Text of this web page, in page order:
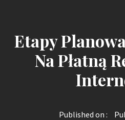
Etapy
Na Płatną
Published on :